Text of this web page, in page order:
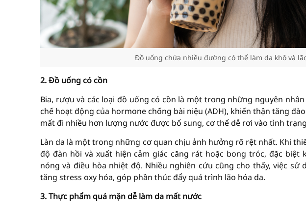
Đồ uống chứa nhiều đường có thể làm da khô và
2. Đồ uống có cồn
Bia, rượu và các loại đồ uống có cồn là một trong những nguyên
chế hoạt động của hormone chống bài niệu (ADH), khiến thận tăng
mất đi nhiều hơn lượng nước được bổ sung, cơ thể dễ rơi vào tình
Làn da là một trong những cơ quan chịu ảnh hưởng rõ rệt nhất. Khi
độ đàn hồi và xuất hiện cảm giác căng rát hoặc bong tróc, đặc biệt
nóng và điều hòa nhiệt độ. Nhiều nghiên cứu cũng cho thấy, việc
tăng stress oxy hóa, góp phần thúc đẩy quá trình lão hóa da.
3. Thực phẩm quá mặn dễ làm da mất nước